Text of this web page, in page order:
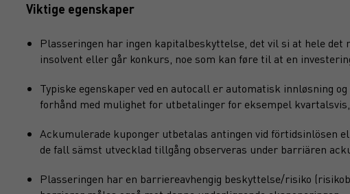
Viktige egenskaper
Plasseringen har ingen kapitalbeskyttelse, det vil si at hele
insolvent eller går konkurs, noe som kan føre til at en
Typiske egenskaper ved en autocall er automatisk innløsning
forhånd med mulighet for utbetalinger for eksempel
Ackumulerade kuponger utbetalas antingen vid förtidsinlösen
de fall sämst utvecklad tillgång observeras under barriären
Plasseringen har en barriereavhengig beskyttelse/risiko